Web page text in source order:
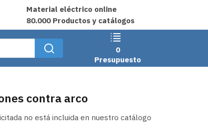
Material eléctrico online
80.000 Productos y catálogos
0
Presupuesto
contra arco
no está incluida en nuestro catálogo